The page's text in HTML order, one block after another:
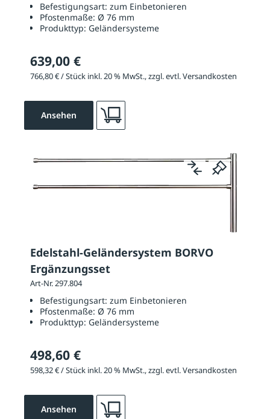
Befestigungsart: zum Einbetonieren
Pfostenmaße: Ø 76 mm
Produkttyp: Geländersysteme
639,00 €
766,80 € / Stück inkl. 20 % MwSt., zzgl. evtl. Versandkosten
Ansehen
Edelstahl-Geländersystem BORVO
Ergänzungsset
Art-Nr. 297.804
Befestigungsart: zum Einbetonieren
Pfostenmaße: Ø 76 mm
Produkttyp: Geländersysteme
498,60 €
598,32 € / Stück inkl. 20 % MwSt., zzgl. evtl. Versandkosten
Ansehen